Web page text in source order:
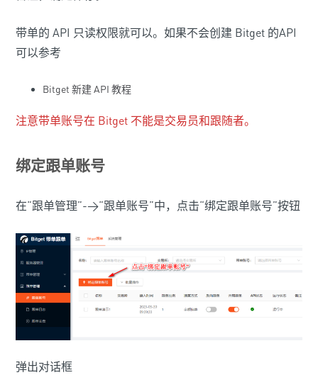
带单的 API 只读权限就可以。如果不会创建 Bitget 的API
可以参考
Bitget 新建 API 教程
注意带单账号在 Bitget 不能是交易员和跟随者。
绑定跟单账号
在“跟单管理”->“跟单账号”中，点击“绑定跟单账号”按钮
弹出对话框